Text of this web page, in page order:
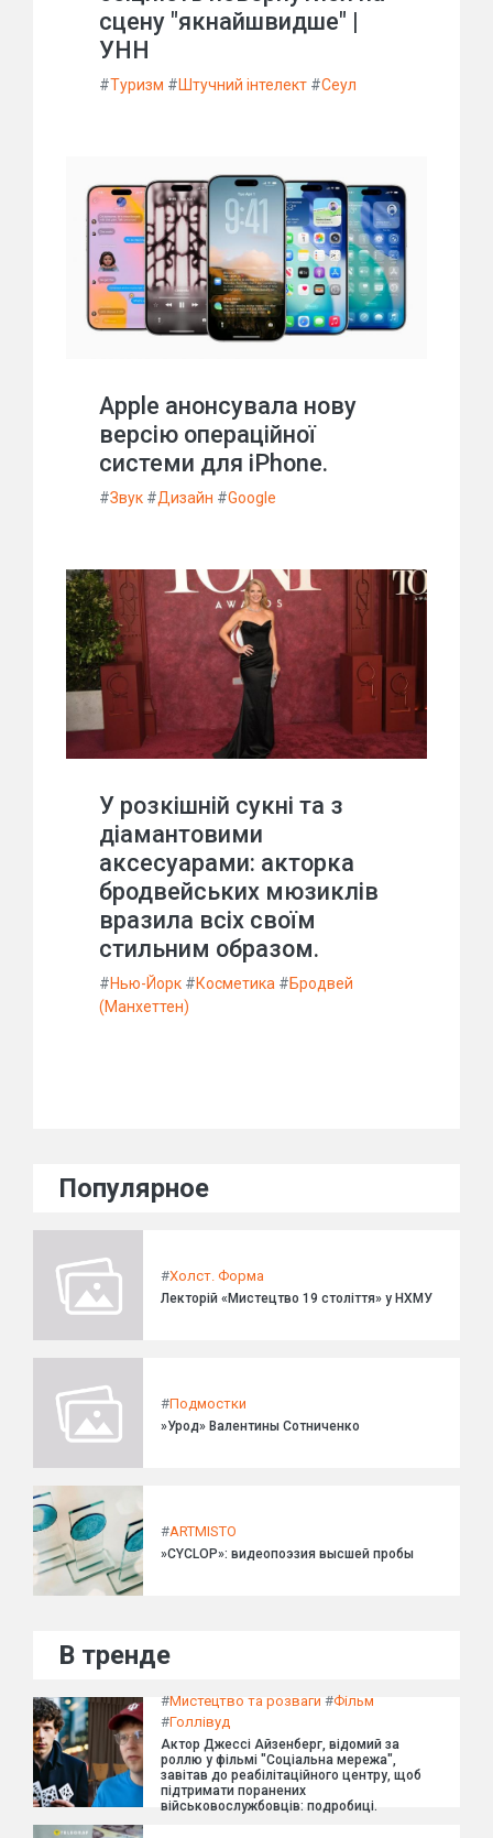
сцену "якнайшвидше" |
УНН
#Туризм #Штучний інтелект #Сеул
Apple анонсувала нову
версію операційної
системи для iPhone.
#Звук #Дизайн #Google
У розкішній сукні та з
діамантовими
аксесуарами: акторка
бродвейських мюзиклів
вразила всіх своїм
стильним образом.
#Нью-Йорк #Косметика #Бродвей
(Манхеттен)
Популярное
#Холст. Форма
Лекторій «Мистецтво 19 століття» у НХМУ
#Подмостки
»Урод» Валентины Сотниченко
#ARTMISTO
»CYCLOP»: видеопоэзия высшей пробы
В тренде
#Мистецтво та розваги #Фільм
#Голлівуд
Актор Джессі Айзенберг, відомий за
роллю у фільмі "Соціальна мережа",
завітав до реабілітаційного центру, щоб
підтримати поранених
військовослужбовців: подробиці.